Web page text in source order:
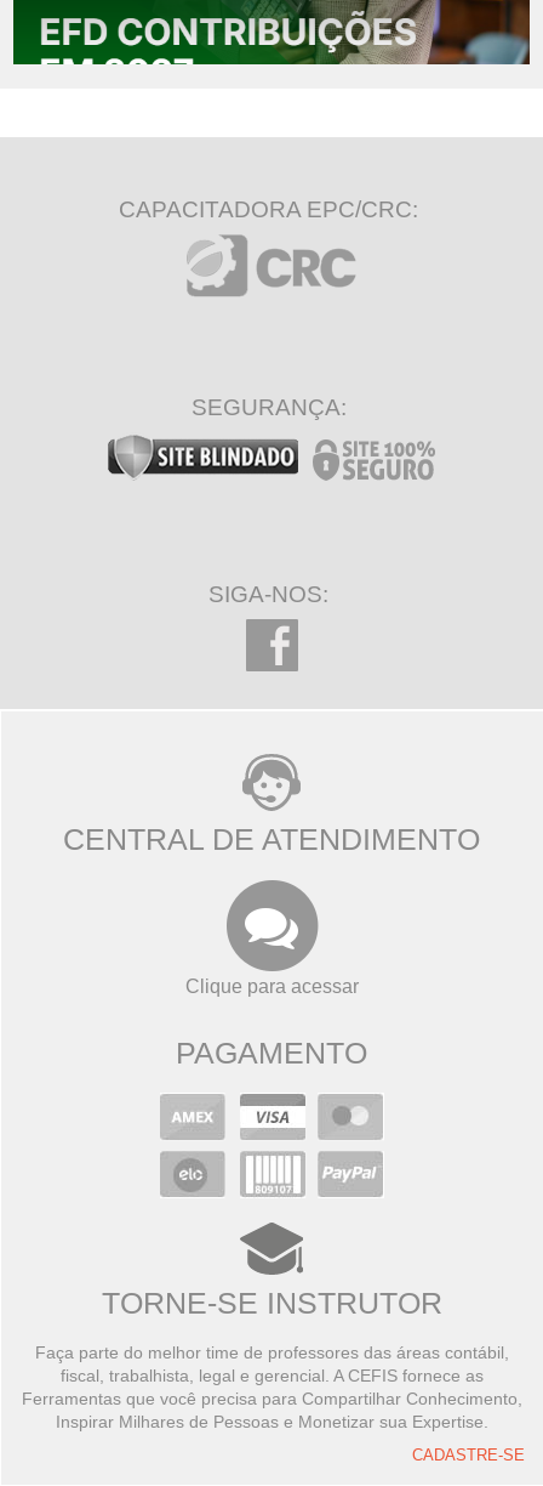
CAPACITADORA EPC/CRC:
SEGURANÇA:
SIGA-NOS:
CENTRAL DE ATENDIMENTO
Clique para acessar
PAGAMENTO
TORNE-SE INSTRUTOR
Faça parte do melhor time de professores das áreas contábil,
fiscal, trabalhista, legal e gerencial. A CEFIS fornece as
Ferramentas que você precisa para Compartilhar Conhecimento,
Inspirar Milhares de Pessoas e Monetizar sua Expertise.
CADASTRE-SE